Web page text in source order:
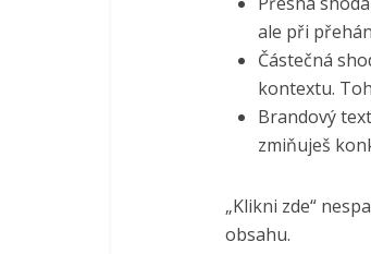
ale při
Částečná
kontextu.
Brandový
zmiňuješ
„Klikni zde“
obsahu.